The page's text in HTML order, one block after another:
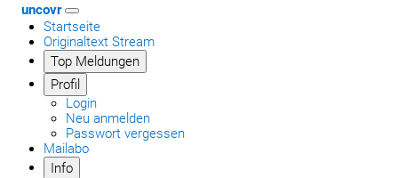
uncovr
Startseite
Originaltext Stream
Top Meldungen
Profil
Login
Neu anmelden
Passwort vergessen
Mailabo
Info